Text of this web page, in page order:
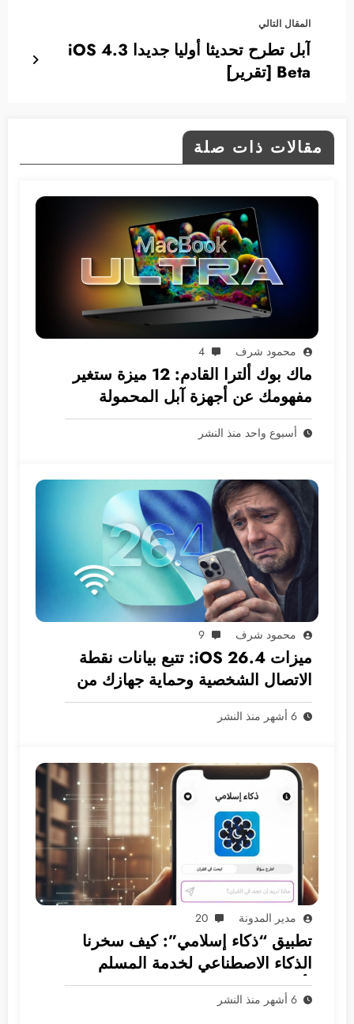
المقال التالي
آبل تطرح تحديثا أوليا جديدا iOS 4.3
Beta [تقرير]
مقالات ذات صلة
محمود شرف 4
ماك بوك ألترا القادم: 12 ميزة ستغير
مفهومك عن أجهزة آبل المحمولة
أسبوع واحد منذ النشر
محمود شرف 9
ميزات iOS 26.4: تتبع بيانات نقطة
الاتصال الشخصية وحماية جهازك من
السرقة افتراضيًا!
6 أشهر منذ النشر
مدير المدونة 20
تطبيق “ذكاء إسلامي”: كيف سخرنا
الذكاء الاصطناعي لخدمة المسلم
بأمان؟
6 أشهر منذ النشر